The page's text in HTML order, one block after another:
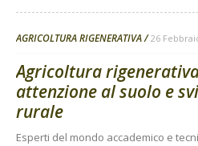
AGRICOLTURA RIGENERATIVA 26
Agricoltura
attenzione al suolo e
rurale
Esperti del mondo accademico e